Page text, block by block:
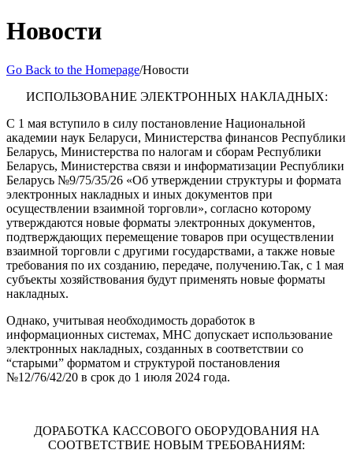
Новости
Go Back to the Homepage/Новости
ИСПОЛЬЗОВАНИЕ ЭЛЕКТРОННЫХ НАКЛАДНЫХ:
С 1 мая вступило в силу постановление Национальной
академии наук Беларуси, Министерства финансов Республики
Беларусь, Министерства по налогам и сборам Республики
Беларусь, Министерства связи и информатизации Республики
Беларусь №9/75/35/26 «Об утверждении структуры и формата
электронных накладных и иных документов при
осуществлении взаимной торговли», согласно которому
утверждаются новые форматы электронных документов,
подтверждающих перемещение товаров при осуществлении
взаимной торговли с другими государствами, а также новые
требования по их созданию, передаче, получению.Так, с 1 мая
субъекты хозяйствования будут применять новые форматы
накладных.
Однако, учитывая необходимость доработок в
информационных системах, МНС допускает использование
электронных накладных, созданных в соответствии со
“старыми” форматом и структурой постановления
№12/76/42/20 в срок до 1 июля 2024 года.
ДОРАБОТКА КАССОВОГО ОБОРУДОВАНИЯ НА
СООТВЕТСТВИЕ НОВЫМ ТРЕБОВАНИЯМ: